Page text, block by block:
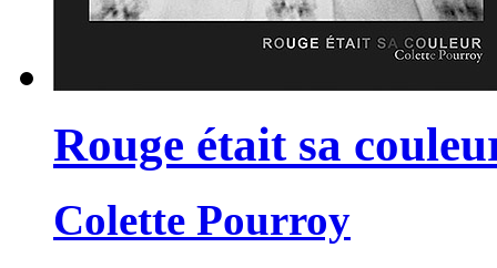
Rouge était sa
Colette Pourroy